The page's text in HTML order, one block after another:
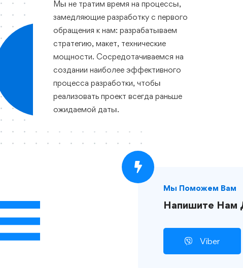
Мы не тратим время на процессы,
замедляющие разработку с первого
обращения к нам: разрабатываем
стратегию, макет, технические
мощности. Сосредотачиваемся на
создании наиболее эффективного
процесса разработки, чтобы
реализовать проект всегда раньше
ожидаемой даты.
Мы Поможем Вам
Напишите Нам
Viber